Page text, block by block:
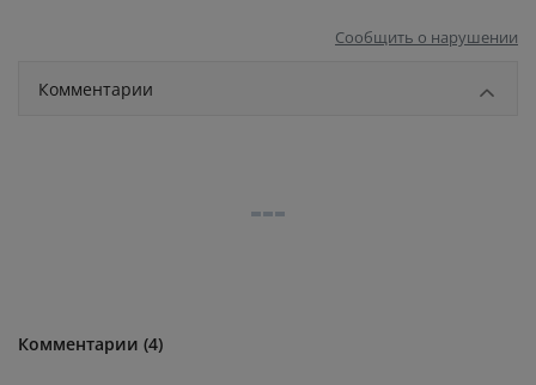
Сообщить о нарушении
Комментарии
Комментарии (4)